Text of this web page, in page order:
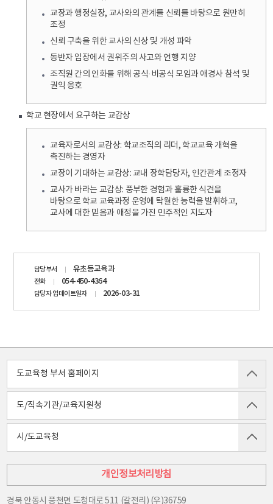
교장과 행정실장, 교사와의 관계를 신뢰를 바탕으로 원만히
조정
신뢰 구축을 위한 교사의 신상 및 개성 파악
동반자 입장에서 권위주의 사고와 언행 지양
조직원 간의 인화를 위해 공식·비공식 모임과 애경사 참석 및
권익 옹호
학교 현장에서 요구하는 교감상
교육자로서의 교감상: 학교조직의 리더, 학교교육 개혁을
촉진하는 경영자
교장이 기대하는 교감상: 교내 장학담당자, 인간관계 조정자
교사가 바라는 교감상: 풍부한 경험과 훌륭한 식견을
바탕으로 학교 교육과정 운영에 탁월한 능력을 발휘하고,
교사에 대한 믿음과 애정을 가진 민주적인 지도자
담당부서 유초등교육과
전화 054-450-4364
담당자 업데이트일자 2026-03-31
도교육청 부서 홈페이지
도/직속기관/교육지원청
시/도교육청
개인정보처리방침
경북 안동시 풍천면 도청대로 511 (갈전리) (우)36759